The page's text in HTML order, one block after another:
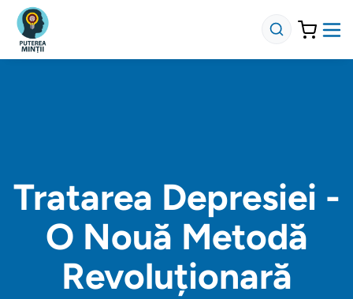
Tratarea Depresiei -
O Nouă Metodă
Revoluționară